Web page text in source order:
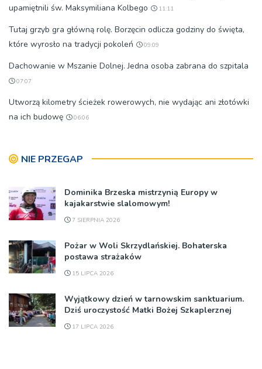
upamiętnili św. Maksymiliana Kolbego
11:11
Tutaj grzyb gra główną rolę. Borzęcin odlicza godziny do święta,
które wyrosło na tradycji pokoleń
09:09
Dachowanie w Mszanie Dolnej. Jedna osoba zabrana do szpitala
07:07
Utworzą kilometry ścieżek rowerowych, nie wydając ani złotówki
na ich budowę
06:06
NIE PRZEGAP
Dominika Brzeska mistrzynią Europy w
kajakarstwie slalomowym!
7 SIERPNIA 2026
Pożar w Woli Skrzydlańskiej. Bohaterska
postawa strażaków
15 LIPCA 2026
Wyjątkowy dzień w tarnowskim sanktuarium.
Dziś uroczystość Matki Bożej Szkaplerznej
17 LIPCA 2026